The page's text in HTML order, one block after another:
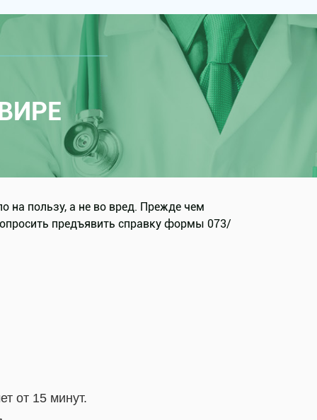
на пользу, а не во вред. Прежде чем
предъявить справку формы 073/
от 15 минут.